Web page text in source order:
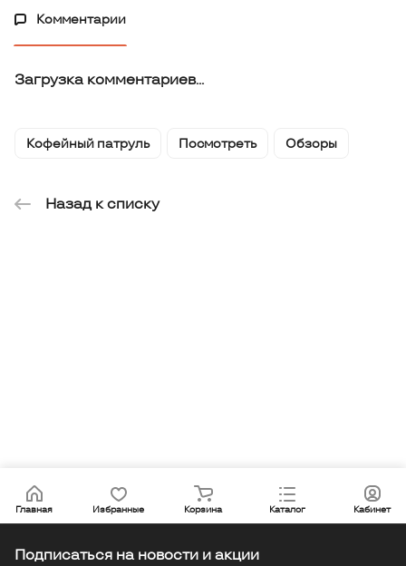
Комментарии
Загрузка комментариев...
Кофейный патруль Посмотреть Обзоры
Назад к списку
Главная Избранные Корзина Каталог Кабинет
Подписаться на новости и акции